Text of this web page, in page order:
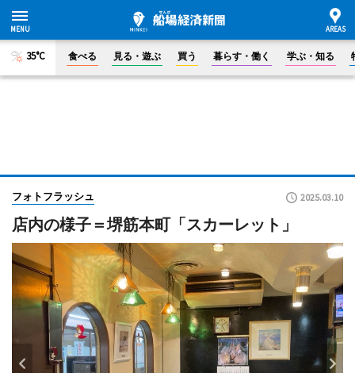
35°C 食べる 見る・遊ぶ 買う 暮らす・働く 学ぶ・知る
フォトフラッシュ 2025.03.10
店内の様子＝堺筋本町「スカーレット」